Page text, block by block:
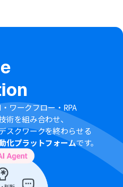
で抽出するかを任意で設定でき
トへの追加アクションでは、どの
シート（タブ）にデータを追加
スプレッドシートのそれぞれ
さい。
）には、家庭向けプランと一
Business）があり、一
入していない場合には認証に失敗
15分、30分、60分の間隔で起動
ワークフロー・RPA
術を組み合わせ、
スクワークを終わらせる
化プラットフォームです。